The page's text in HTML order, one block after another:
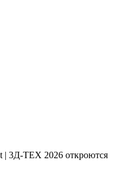
| 3Д-ТЕХ 2026 откроются